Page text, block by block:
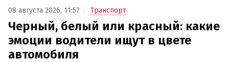
08 августа 2026, 11:57 Транспорт
Черный, белый или красный: какие
эмоции водители ищут в цвете
автомобиля